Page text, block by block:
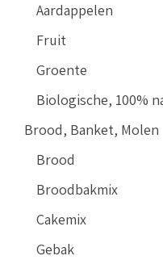
Aardappelen
Fruit
Groente
Biologische, 100%
Brood, Banket, Molen
Brood
Broodbakmix
Cakemix
Gebak